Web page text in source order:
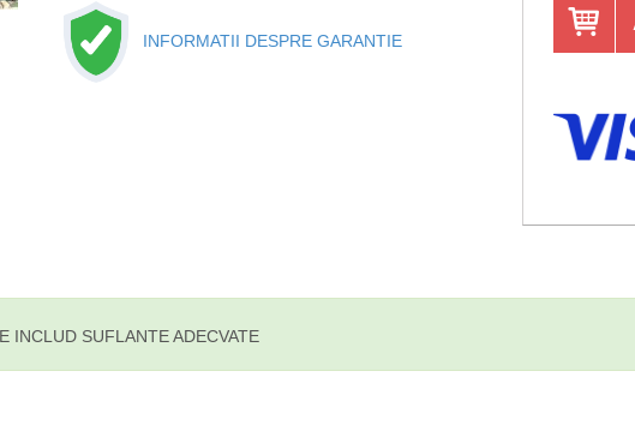
INFORMATII DESPRE GARANTIE
INCLUD SUFLANTE ADECVATE